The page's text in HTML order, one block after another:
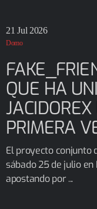
21 Jul 2026
Domo
QUE HA
PRIMERA
El proyecto conjunto
sábado 25 de julio en
apostando por ...